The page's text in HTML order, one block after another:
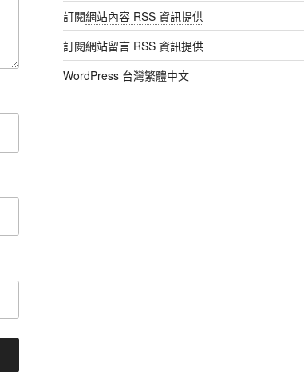
訂閱網站內容 RSS 資訊提供
訂閱網站留言 RSS 資訊提供
WordPress 台灣繁體中文